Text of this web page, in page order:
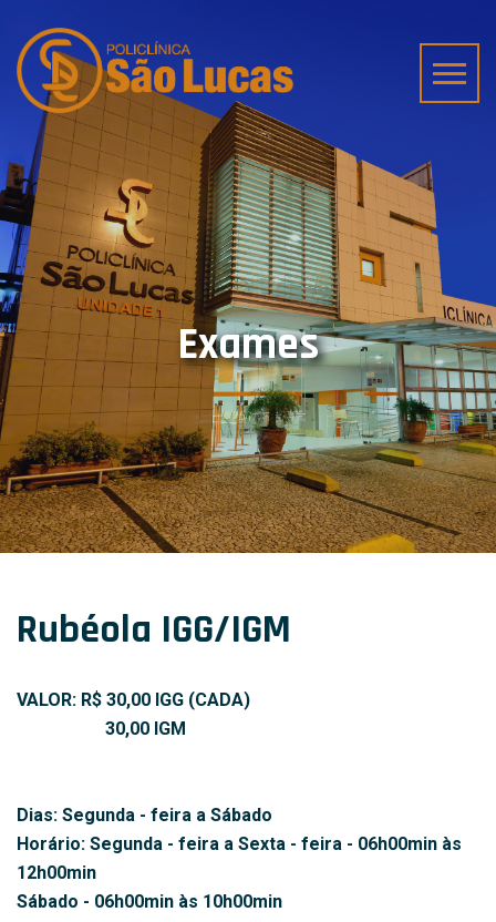
Exames
Rubéola IGG/IGM
VALOR: R$ 30,00 IGG (CADA)
30,00 IGM
Dias: Segunda - feira a Sábado
Horário: Segunda - feira a Sexta - feira - 06h00min às
12h00min
Sábado - 06h00min às 10h00min